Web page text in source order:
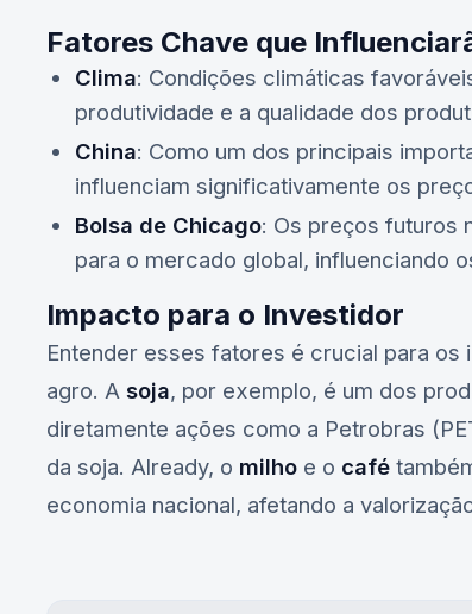
Fatores Chave que
Clima: Condições climáticas
produtividade e a qualidade dos
China: Como um dos principais
influenciam significativamente os
Bolsa de Chicago: Os preços futuros
para o mercado global, influenciando
Impacto para o Investidor
Entender esses fatores é crucial para
agro. A soja, por exemplo, é um dos
diretamente ações como a Petrobras
da soja. Already, o milho e o café
economia nacional, afetando a